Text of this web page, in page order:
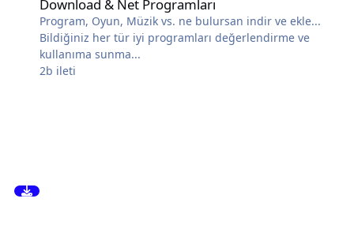
Download & Net Programları
Program, Oyun, Müzik vs. ne bulursan indir ve ekle...
Bildiğiniz her tür iyi programları değerlendirme ve
kullanıma sunma...
2b ileti